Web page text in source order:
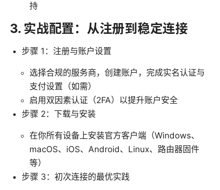
持
3. 实战配置：从注册到稳定连接
步骤 1：注册与账户设置
选择合规的服务商，创建账户，完成实名认证与
支付设置（如需）
启用双因素认证（2FA）以提升账户安全
步骤 2：下载与安装
在你所有设备上安装官方客户端（Windows、
macOS、iOS、Android、Linux、路由器固件
等）
步骤 3：初次连接的最优实践